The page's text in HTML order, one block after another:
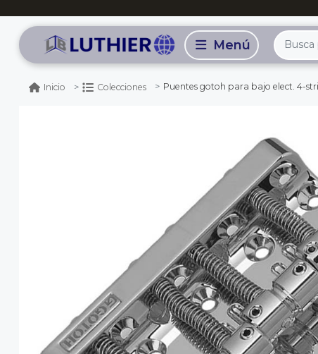
Inicio Colecciones Puentes gotoh para bajo elect. 4-